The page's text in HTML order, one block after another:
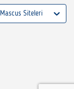
Mascus Siteleri